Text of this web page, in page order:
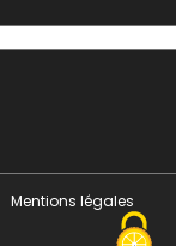
Mentions légales